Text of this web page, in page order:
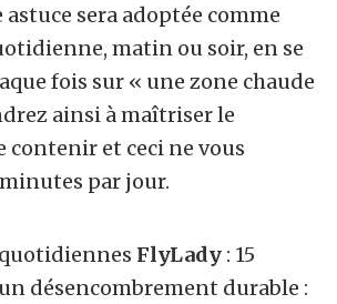
astuce sera adoptée comme
matin ou soir, en se
fois sur « une zone chaude
ainsi à maîtriser le
contenir et ceci ne vous
par jour.
FlyLady : 15
désencombrement durable :